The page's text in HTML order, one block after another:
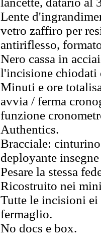
Lente
vetro zaffiro per
antiriflesso,
Nero cassa in
l'incisione chiodati
Minuti e ore
avvia / ferma
funzione
Authentics.
Bracciale:
deployante insegne
Pesare la stessa
Ricostruito nei
Tutte le incisioni ei
fermaglio.
No docs e box.